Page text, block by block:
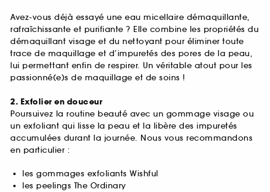
Avez-vous déjà essayé une eau micellaire démaquillante,
rafraîchissante et purifiante ? Elle combine les propriétés du
démaquillant visage et du nettoyant pour éliminer toute
trace de maquillage et d’impuretés des pores de la peau,
lui permettant enfin de respirer. Un véritable atout pour les
passionné(e)s de maquillage et de soins !
2. Exfolier en douceur
Poursuivez la routine beauté avec un gommage visage ou
un exfoliant qui lisse la peau et la libère des impuretés
accumulées durant la journée. Nous vous recommandons
en particulier :
les gommages exfoliants Wishful
les peelings The Ordinary